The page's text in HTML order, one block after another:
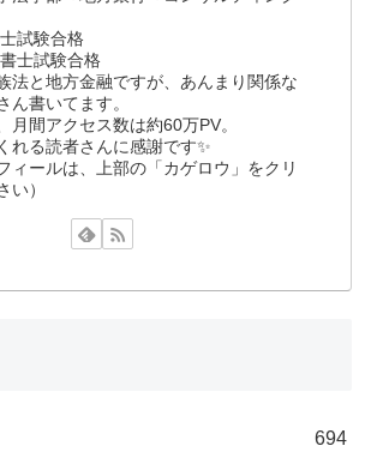
試験合格
士試験合格
法と地方金融ですが、あんまり関係な
ん書いてます。
月間アクセス数は約60万PV。
れる読者さんに感謝です✨
ィールは、上部の「カゲロウ」をクリ
い）
694